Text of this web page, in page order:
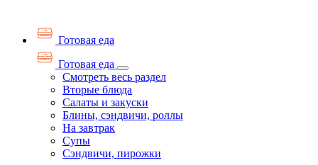
Готовая еда
Готовая еда
Смотреть весь раздел
Вторые блюда
Салаты и закуски
Блины, сэндвичи, роллы
На завтрак
Супы
Сэндвичи, пирожки